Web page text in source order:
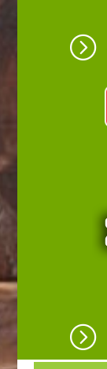
=
=